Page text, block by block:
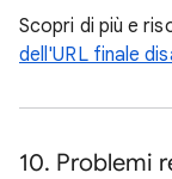
Scopri di più e
dell'URL finale
10. Problemi